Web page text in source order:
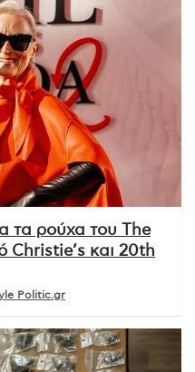
τα ρούχα του The
Christie’s και 20th
Politic.gr